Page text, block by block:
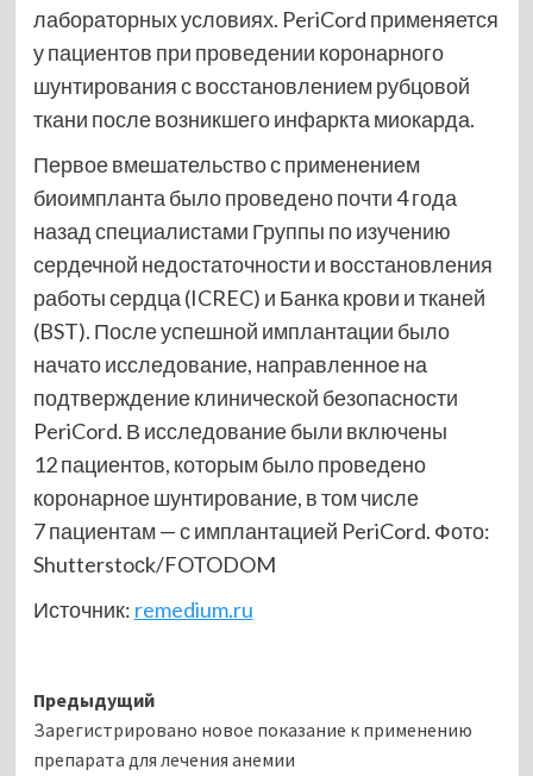
лабораторных условиях. PeriCord применяется
у пациентов при проведении коронарного
шунтирования с восстановлением рубцовой
ткани после возникшего инфаркта миокарда.
Первое вмешательство с применением
биоимпланта было проведено почти 4 года
назад специалистами Группы по изучению
сердечной недостаточности и восстановления
работы сердца (ICREC) и Банка крови и тканей
(BST). После успешной имплантации было
начато исследование, направленное на
подтверждение клинической безопасности
PeriCord. В исследование были включены
12 пациентов, которым было проведено
коронарное шунтирование, в том числе
7 пациентам — с имплантацией PeriCord. Фото:
Shutterstoсk/FOTODOM
Источник: remedium.ru
Навигация
записи
Предыдущий
Зарегистрировано новое показание к применению
препарата для лечения анемии